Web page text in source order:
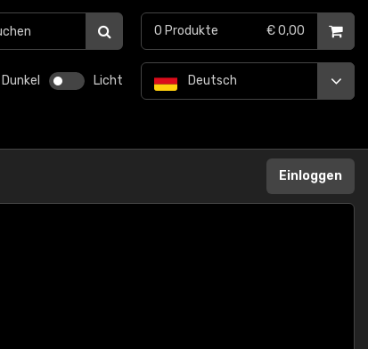
Dunkel Licht Deutsch
0 Produkte € 0,00
Einloggen